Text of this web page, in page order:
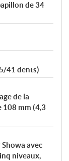
de 34
41 dents)
de la
mm (4,3
avec
niveaux,